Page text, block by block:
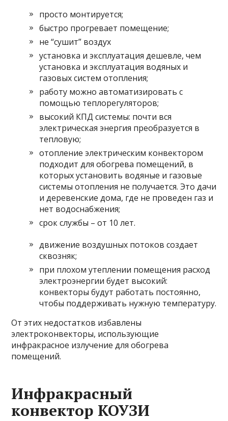
просто монтируется;
быстро прогревает помещение;
не “сушит” воздух
установка и эксплуатация дешевле, чем
установка и эксплуатация водяных и
газовых систем отопления;
работу можно автоматизировать с
помощью теплорегуляторов;
высокий КПД системы: почти вся
электрическая энергия преобразуется в
тепловую;
отопление электрическим конвектором
подходит для обогрева помещений, в
которых установить водяные и газовые
системы отопления не получается. Это дачи
и деревенские дома, где не проведен газ и
нет водоснабжения;
срок службы – от 10 лет.
движение воздушных потоков создает
сквозняк;
при плохом утеплении помещения расход
электроэнергии будет высокий:
конвекторы будут работать постоянно,
чтобы поддерживать нужную температуру.
От этих недостатков избавлены
электроконвекторы, использующие
инфракрасное излучение для обогрева
помещений.
Инфракрасный
конвектор КОУЗИ